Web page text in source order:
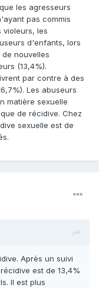
les agresseurs
pas commis
violeurs, les
d'enfants, lors
nouvelles
(13,4%).
par contre à des
Les abuseurs
matière sexuelle
de récidive. Chez
sexuelle est de
Après un suivi
est de 13,4%
Il est plus